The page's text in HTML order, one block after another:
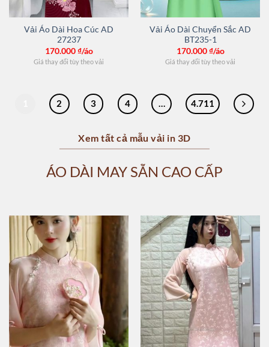
Vải Áo Dài Hoa Cúc AD
27237
170.000₫/áo
Giá thay đổi tùy theo vải
Vải Áo Dài Chuyển Sắc AD
BT235-1
170.000₫/áo
Giá thay đổi tùy theo vải
2 3 4 … 4.711
Xem tất cả mẫu vải in 3D
ÁO DÀI MAY SẴN CAO CẤP